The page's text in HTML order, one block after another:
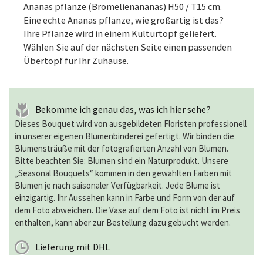
Ananas pflanze (Bromelienananas) H50 / T15 cm.
Eine echte Ananas pflanze, wie großartig ist das?
Ihre Pflanze wird in einem Kulturtopf geliefert.
Wählen Sie auf der nächsten Seite einen passenden
Übertopf für Ihr Zuhause.
Bekomme ich genau das, was ich hier sehe?
Dieses Bouquet wird von ausgebildeten Floristen professionell
in unserer eigenen Blumenbinderei gefertigt. Wir binden die
Blumensträuße mit der fotografierten Anzahl von Blumen.
Bitte beachten Sie: Blumen sind ein Naturprodukt. Unsere
„Seasonal Bouquets“ kommen in den gewählten Farben mit
Blumen je nach saisonaler Verfügbarkeit. Jede Blume ist
einzigartig. Ihr Aussehen kann in Farbe und Form von der auf
dem Foto abweichen. Die Vase auf dem Foto ist nicht im Preis
enthalten, kann aber zur Bestellung dazu gebucht werden.
Lieferung mit DHL